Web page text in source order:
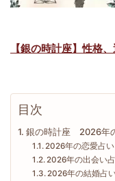
【銀の時計座】性格
目次
銀の時計座 2026年
2026年の恋愛占い
2026年の出会い
2026年の結婚占